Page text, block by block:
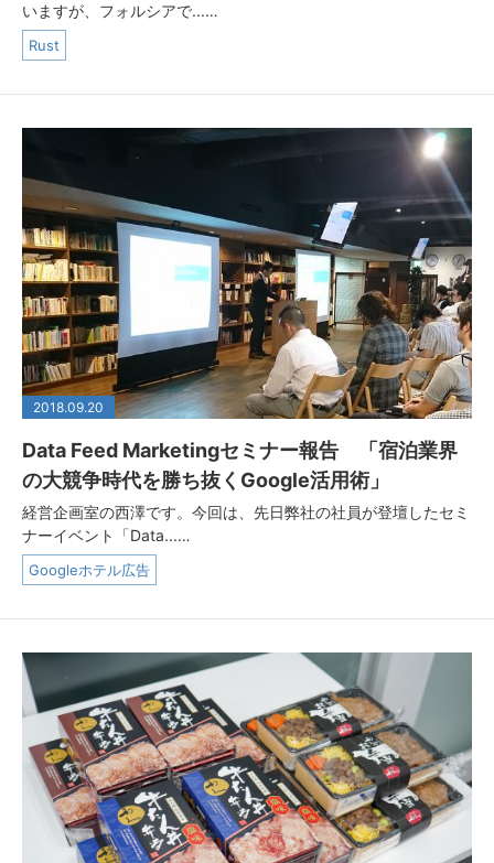
いますが、フォルシアで...…
Rust
2018.09.20
Data Feed Marketingセミナー報告 「宿泊業界
の大競争時代を勝ち抜くGoogle活用術」
経営企画室の西澤です。今回は、先日弊社の社員が登壇したセミ
ナーイベント「Data...…
Googleホテル広告